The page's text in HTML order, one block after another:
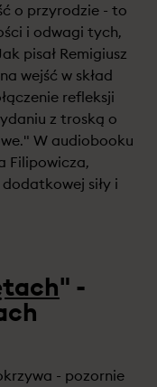
o przyrodzie - to
i odwagi tych,
pisał Remigiusz
wejść w skład
refleksji
z troską o
W audiobooku
Filipowicza,
siły i
" -
- pozornie